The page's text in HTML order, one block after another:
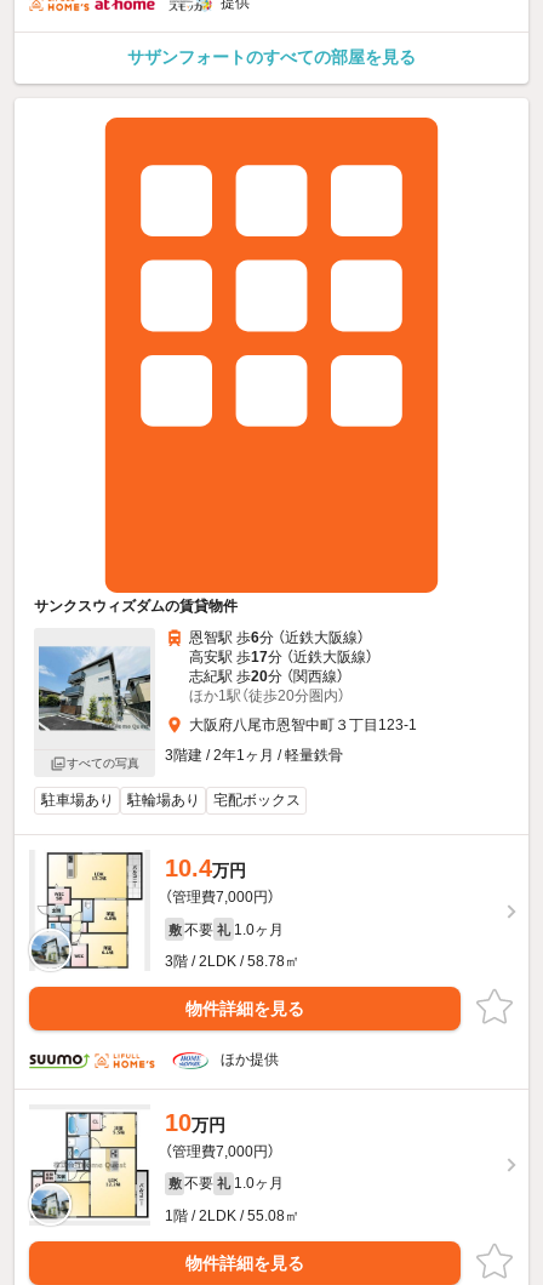
サザンフォートのすべての部屋を見る
サンクスウィズダムの賃貸物件
すべての写真
恩智駅 歩6分 （近鉄大阪線）
高安駅 歩17分 （近鉄大阪線）
志紀駅 歩20分 （関西線）
ほか1駅（徒歩20分圏内）
大阪府八尾市恩智中町３丁目123-1
3階建 / 2年1ヶ月 / 軽量鉄骨
駐車場あり 駐輪場あり 宅配ボックス
10.4万円
（管理費7,000円）
敷 不要 礼 1.0ヶ月
3階 / 2LDK / 58.78㎡
物件詳細を見る
ほか提供
10万円
（管理費7,000円）
敷 不要 礼 1.0ヶ月
1階 / 2LDK / 55.08㎡
物件詳細を見る